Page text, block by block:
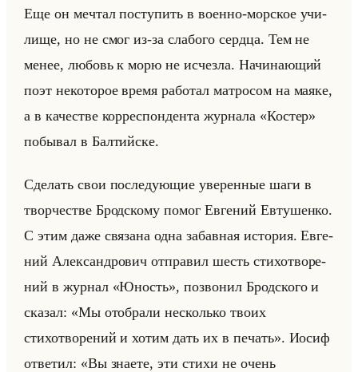
Еще он меч­тал по­сту­пить в во­ен­но-мор­ское учи­
ли­ще, но не смог из-за сла­бо­го серд­ца. Тем не
менее, лю­бовь к морю не ис­чез­ла. На­чи­на­ющий
поэт неко­то­рое время ра­бо­тал мат­ро­сом на маяке,
а в ка­че­стве кор­ре­спон­ден­та жур­на­ла «Костер»
по­бы­вал в Бал­тийске.
Сде­лать свои по­сле­ду­ющие уве­рен­ные шаги в
твор­че­стве Брод­ско­му помог Ев­ге­ний Ев­ту­шен­ко.
С этим даже свя­за­на одна за­бав­ная ис­то­рия. Ев­ге­
ний Алек­сан­дро­вич от­пра­вил шесть сти­хо­тво­ре­
ний в жур­нал «Юность», по­зво­нил Брод­ско­го и
ска­зал: «Мы отобрали несколько твоих
стихотворений и хотим дать их в печать». Иосиф
от­ве­тил: «Вы знаете, эти стихи не очень